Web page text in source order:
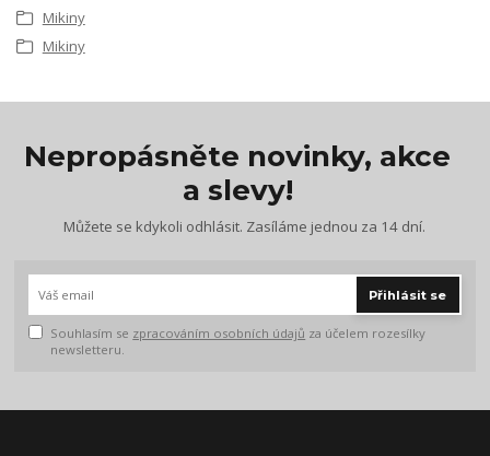
Mikiny
Mikiny
Nepropásněte novinky, akce
a slevy!
Můžete se kdykoli odhlásit. Zasíláme jednou za 14 dní.
Přihlásit se
Souhlasím se zpracováním osobních údajů za účelem rozesílky
newsletteru.